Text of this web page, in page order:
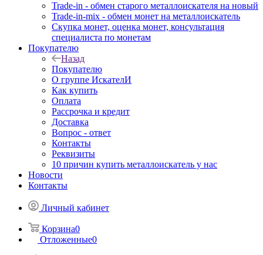
Trade-in - обмен старого металлоискателя на новый
Trade-in-mix - обмен монет на металлоискатель
Скупка монет, оценка монет, консультация
специалиста по монетам
Покупателю
Назад
Покупателю
О группе ИскателИ
Как купить
Оплата
Рассрочка и кредит
Доставка
Вопрос - ответ
Контакты
Реквизиты
10 причин купить металлоискатель у нас
Новости
Контакты
Личный кабинет
Корзина0
Отложенные0